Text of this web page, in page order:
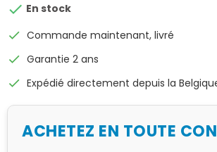
 En stock
check Commande maintenant, livré
check Garantie 2 ans
check Expédié directement depuis la
ACHETEZ EN TOUTE